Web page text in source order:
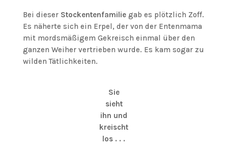
Bei dieser Stockentenfamiliegab es plötzlich Zoff.
Es näherte sich ein Erpel, der von der Entenmama
mit mordsmäßigem Gekreisch einmal über den
ganzen Weiher vertrieben wurde. Es kam sogar zu
wilden Tätlichkeiten.
Sie
sieht
ihn und
kreischt
los . . .